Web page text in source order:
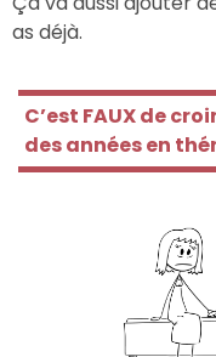
as déjà.
C’est FAUX de
des années en